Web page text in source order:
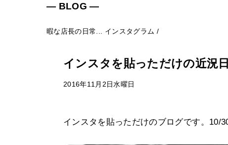
― BLOG ―
暇な店長の日常... インスタグラム /
インスタを貼っただけの近況
2016年11月2日水曜日
インスタを貼っただけのブログです。10/